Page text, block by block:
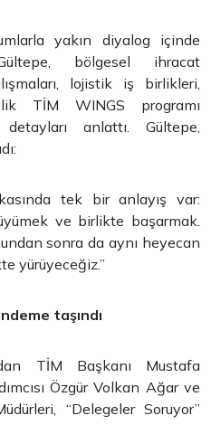
yakın diyalog içinde
bölgesel ihracat
lojistik iş birlikleri,
TİM WINGS programı
anlattı. Gültepe,
tek bir anlayış var:
ve birlikte başarmak.
sonra da aynı heyecan
yürüyeceğiz.”
taşındı
TİM Başkanı Mustafa
Özgür Volkan Ağar ve
“Delegeler Soruyor”